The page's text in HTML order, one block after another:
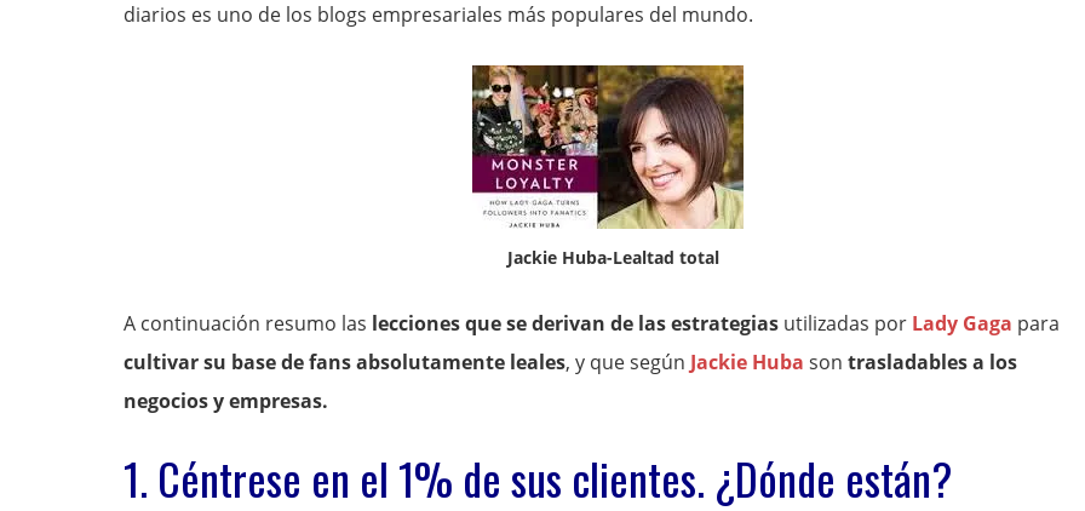
diarios es uno de los blogs empresariales más populares del mundo.
Jackie Huba-Lealtad total
A continuación resumo las lecciones que se derivan de las estrategias utilizadas por Lady Gaga para
cultivar su base de fans absolutamente leales, y que según Jackie Huba son trasladables a los
negocios y empresas.
1. Céntrese en el 1% de sus clientes. ¿Dónde están?